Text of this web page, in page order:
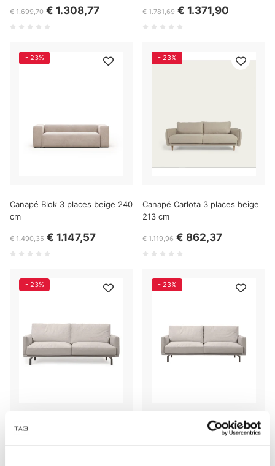
€ 1.699,70 € 1.308,77 € 1.781,69 € 1.371,90
- 23%
Canapé Blok 3 places beige 240
cm
€ 1.490,35 € 1.147,57
- 23%
Canapé Carlota 3 places beige
213 cm
€ 1.119,96 € 862,37
- 23%
Canapé 3 places Galene beige
- 23%
Canapé 3 places Galene beige